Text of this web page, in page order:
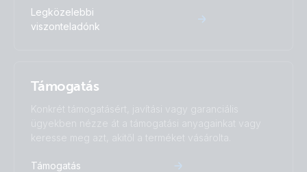
Legközelebbi
viszonteladónk
Támogatás
Konkrét támogatásért, javítási vagy garanciális
ügyekben nézze át a támogatási anyagainkat vagy
keresse meg azt, akitől a terméket vásárolta.
Támogatás